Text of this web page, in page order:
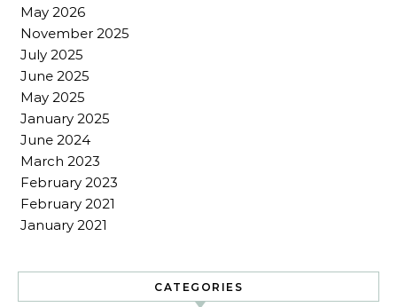
May 2026
November 2025
July 2025
June 2025
May 2025
January 2025
June 2024
March 2023
February 2023
February 2021
January 2021
CATEGORIES